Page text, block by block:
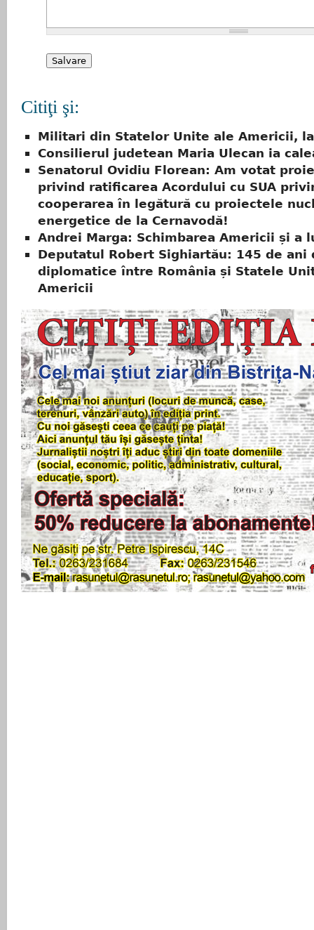
Citiţi şi:
Militari din Statelor Unite ale Americii,
Consilierul judetean Maria Ulecan ia
Senatorul Ovidiu Florean: Am votat
privind ratificarea Acordului cu SUA
cooperarea în legătură cu proiectele
energetice de la Cernavodă!
Andrei Marga: Schimbarea Americii și a
Deputatul Robert Sighiartău: 145 de ani
diplomatice între România și Statele
Americii